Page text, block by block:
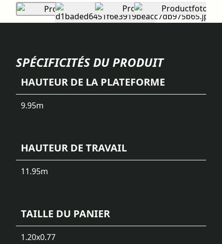
SPÉCIFICITÉS DU PRODUIT
HAUTEUR DE LA PLATEFORME
9.95m
HAUTEUR DE TRAVAIL
11.95m
TAILLE DU PANIER
1.20x0.77